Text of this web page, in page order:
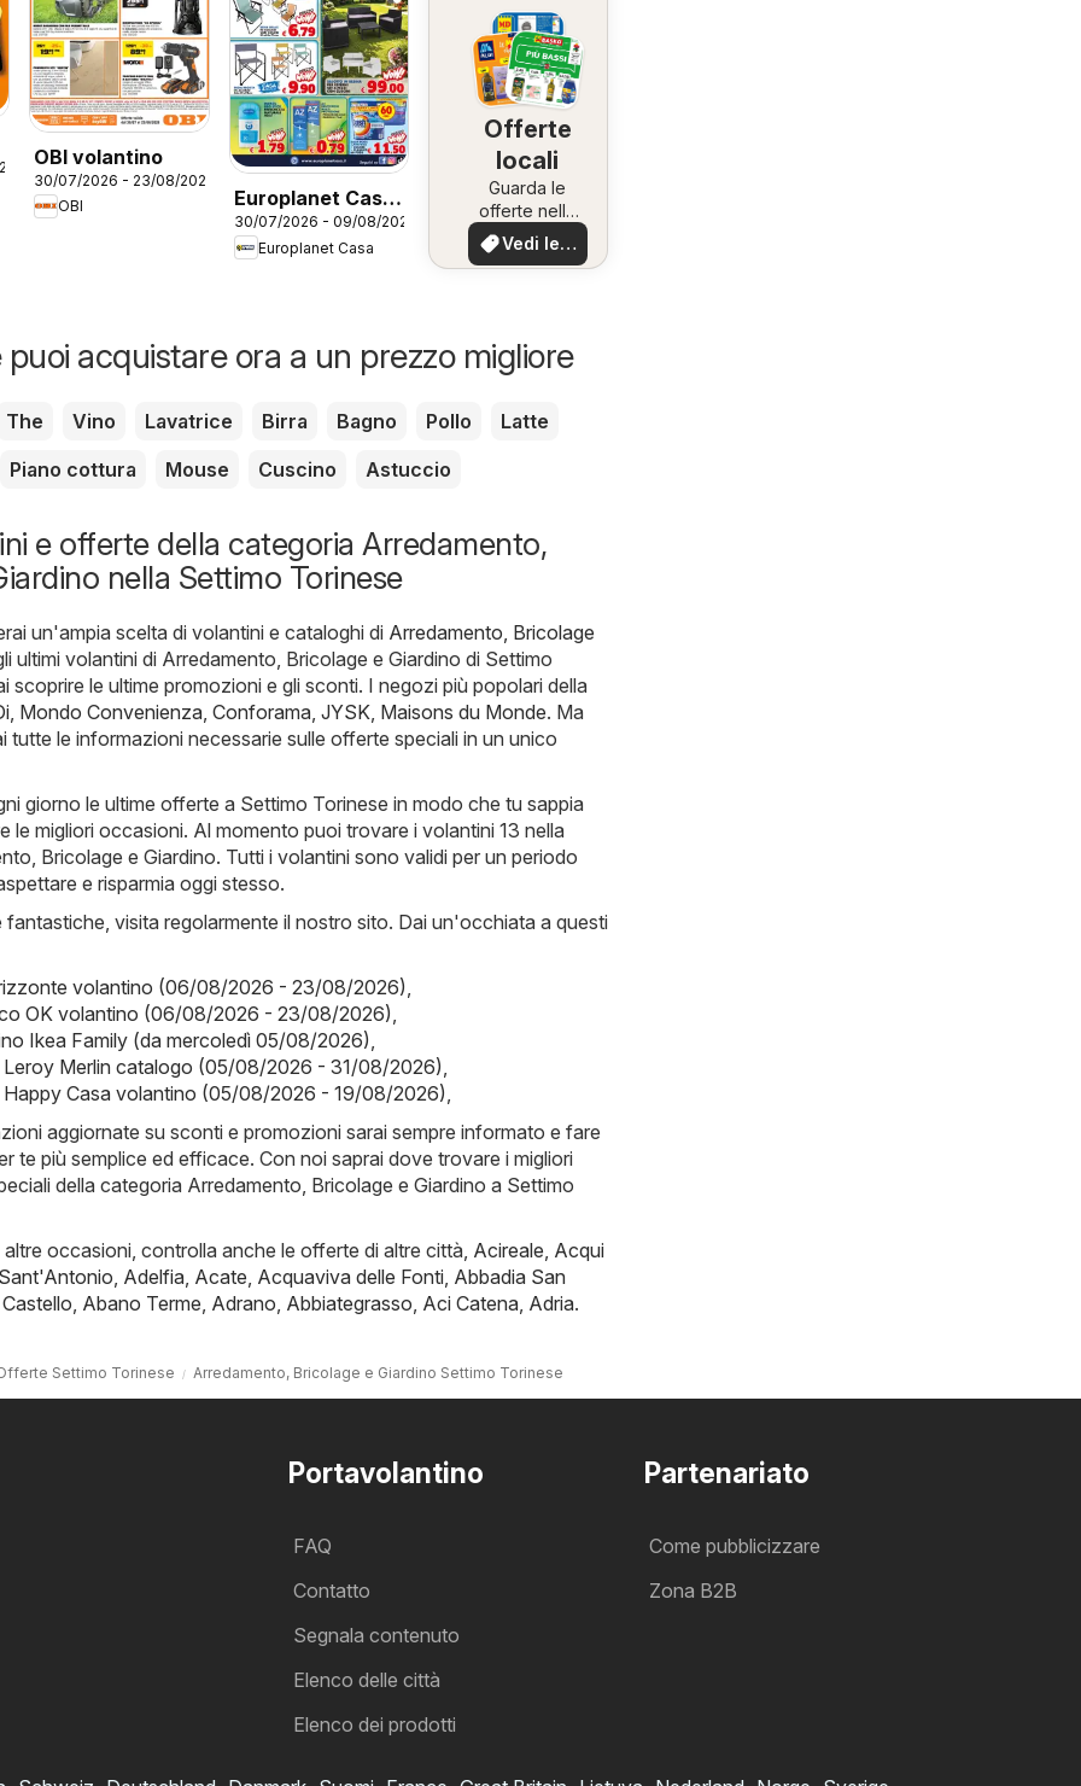
OBI volantino
30/07/2026 - 23/08/2026
OBI
Europlanet Casa
volantino
30/07/2026 - 09/08/2026
Europlanet Casa
Offerte
locali
Guarda le
offerte nella
tua zona!
Vedi le
offerte
acquistare ora a un prezzo migliore
The Vino Lavatrice Birra Bagno Pollo
Latte
Piano cottura
Mouse Cuscino Astuccio
e offerte della categoria Arredamento,
nella Settimo Torinese
un'ampia scelta di volantini e cataloghi di Arredamento, Bricolage
ultimi volantini di Arredamento, Bricolage e Giardino di Settimo
scoprire le ultime promozioni e gli sconti. I negozi più popolari della
, Mondo Convenienza, Conforama, JYSK, Maisons du Monde. Ma
tutte le informazioni necessarie sulle offerte speciali in un unico
giorno le ultime offerte a Settimo Torinese in modo che tu sappia
le migliori occasioni. Al momento puoi trovare i volantini 13 nella
Bricolage e Giardino. Tutti i volantini sono validi per un periodo
e risparmia oggi stesso.
visita regolarmente il nostro sito. Dai un'occhiata a questi
volantino (06/08/2026 - 23/08/2026),
OK volantino (06/08/2026 - 23/08/2026),
Ikea Family (da mercoledì 05/08/2026),
Leroy Merlin catalogo (05/08/2026 - 31/08/2026),
Happy Casa volantino (05/08/2026 - 19/08/2026),
aggiornate su sconti e promozioni sarai sempre informato e fare
te più semplice ed efficace. Con noi saprai dove trovare i migliori
della categoria Arredamento, Bricolage e Giardino a Settimo
altre occasioni, controlla anche le offerte di altre città, Acireale, Acqui
, Adelfia, Acate, Acquaviva delle Fonti, Abbadia San
, Abano Terme, Adrano, Abbiategrasso, Aci Catena, Adria.
Settimo Torinese Arredamento, Bricolage e Giardino Settimo Torinese
Portavolantino
FAQ
Contatto
Segnala contenuto
Elenco delle città
Elenco dei prodotti
Partenariato
Come pubblicizzare
Zona B2B